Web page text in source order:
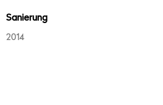
Sanierung
2014